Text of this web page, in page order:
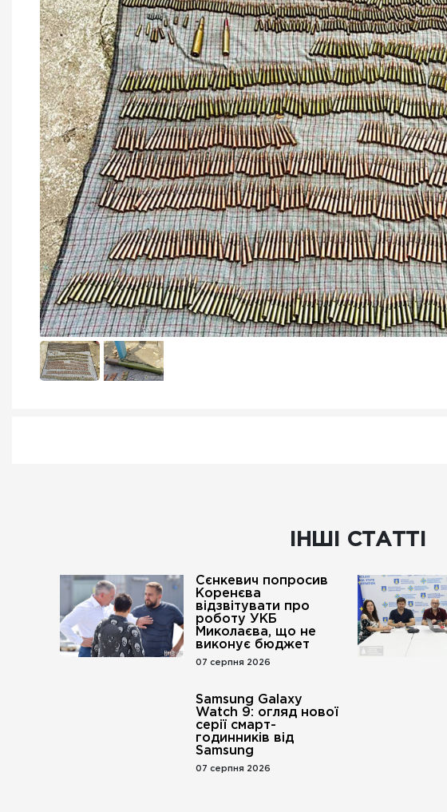
ІНШІ СТАТТІ
Сєнкевич попросив
Коренєва
відзвітувати про
роботу УКБ
Миколаєва, що не
виконує бюджет
07 серпня 2026
Samsung Galaxy
Watch 9: огляд нової
серії смарт-
годинників від
Samsung
07 серпня 2026